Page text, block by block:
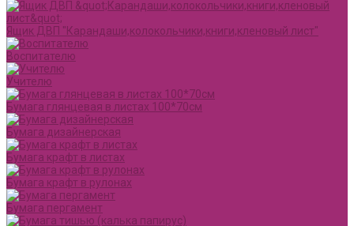
Ящик ДВП "Карандаши,колокольчики,книги,кленовый лист"
Воспитателю
Учителю
Бумага глянцевая в листах 100*70см
Бумага дизайнерская
Бумага крафт в листах
Бумага крафт в рулонах
Бумага пергамент